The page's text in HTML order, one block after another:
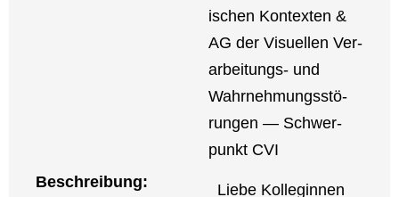
i­schen Kon­tex­ten &
AG der Visu­el­len Ver­
ar­bei­tungs- und
Wahr­neh­mungs­stö­
run­gen — Schwer­
punkt CVI
Beschrei­bung:
Lie­be Kol­le­gin­nen